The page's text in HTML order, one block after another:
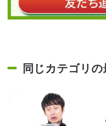
同じカテゴリ